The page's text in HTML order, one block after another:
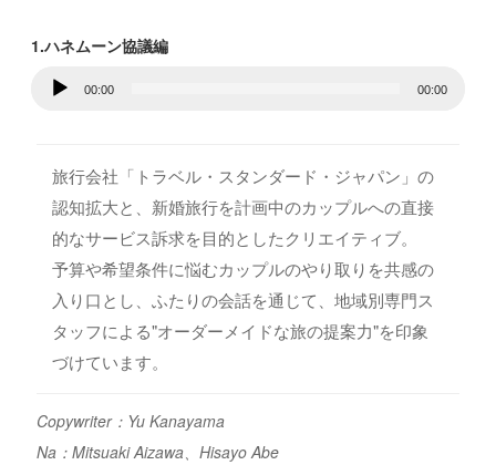
1.ハネムーン協議編
00:00 00:00
旅行会社「トラベル・スタンダード・ジャパン」の
認知拡大と、新婚旅行を計画中のカップルへの直接
的なサービス訴求を目的としたクリエイティブ。
予算や希望条件に悩むカップルのやり取りを共感の
入り口とし、ふたりの会話を通じて、地域別専門ス
タッフによる"オーダーメイドな旅の提案力"を印象
づけています。
Copywriter：Yu Kanayama
Na：Mitsuaki Aizawa、Hisayo Abe